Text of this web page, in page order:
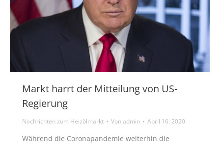
Markt harrt der Mitteilung von US-
Regierung
Nachrichten zum Heizölmarkt Vonadmin April 16, 2020
Während die Coronapandemie weiterhin die